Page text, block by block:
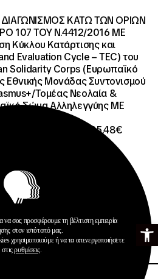
Ανοίξτε
ΚΑΤΩ ΤΩΝ ΟΡΙΩΝ
107 ΤΟΥ Ν.4412/2016 ΜΕ
Κύκλου Κατάρτισης και
Evaluation Cycle – TEC) του
Solidarity Corps (Ευρωπαϊκό
Εθνικής Μονάδας Συντονισμού
Τομέας Νεολαία &
Σώμα Αλληλεγγύης ΜΕ
€ μη
του Φ.Π.Α. ΦΠΑ 61.935,48€
€.
να σας προσφέρουμε τη βέλτιστη εμπειρία
στον ιστότοπό μας.
χρησιμοποιούμε ή να τα απενεργοποιήσετε
στιςρυθμίσεις.